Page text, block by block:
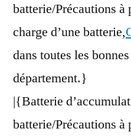
batterie/Précautions à
charge d’une batterie,
dans toutes les
département.}
|{Batterie
batterie/Précautions